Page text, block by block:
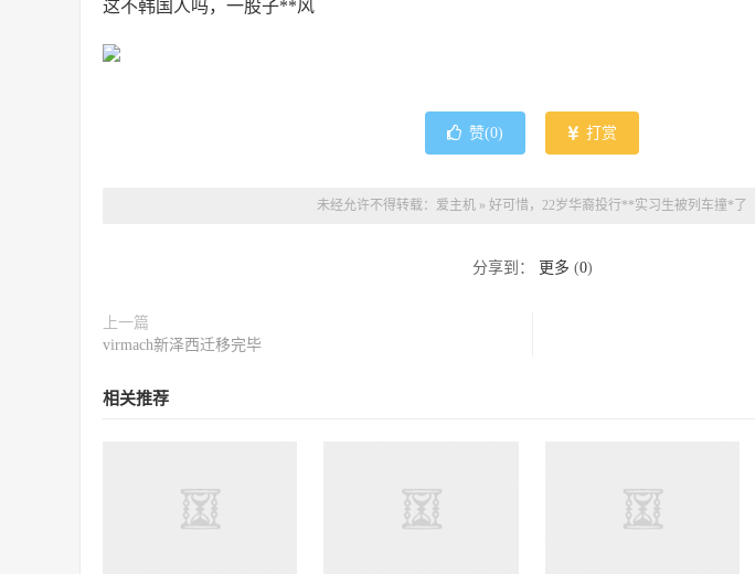
这不韩国人吗，一股子**风
赞(0) 打赏
未经允许不得转载： 爱主机 » 好可惜，22岁华裔投行**实习生被列车撞*了
分享到： 更多 (0)
上一篇
virmach新泽西迁移完毕
相关推荐